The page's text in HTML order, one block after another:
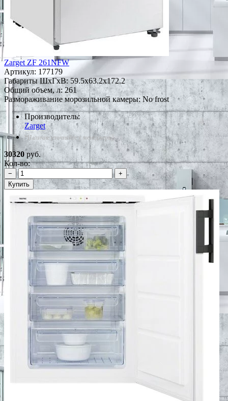
Zarget ZF 261NFW
Артикул: 177179
Габариты ШxГxВ: 59.5x63.2x172.2
Общий объем, л: 261
Размораживание морозильной камеры: No frost
Производитель:
Zarget
*Наличие уточняйте у менеджера
30320руб.
Кол-во:
−
+
Купить